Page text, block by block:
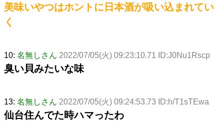
美味いやつはホントに日本酒が吸い込まれてい
く
10: 名無しさん 2022/07/05(火) 09:23:10.71 ID:J0Nu1Rscp
臭い貝みたいな味
13: 名無しさん 2022/07/05(火) 09:24:53.73 ID:h/T1sTEwa
仙台住んでた時ハマったわ